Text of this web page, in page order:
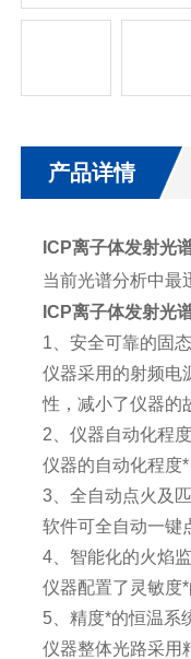
产品详情
ICP离子体发射光
当前光谱分析中最
ICP离子体发射光
1、安全可靠的固
仪器采用的射频电
性，减小了仪器的
2、仪器自动化程
仪器的自动化程度
3、全自动点火及
软件可全自动一键
4、智能化的火焰
仪器配置了灵敏度
5、精度*的恒温系
仪器整体光路采用